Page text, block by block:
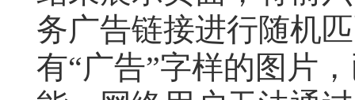
务广告链接进行随机
有“广告”字样的图片